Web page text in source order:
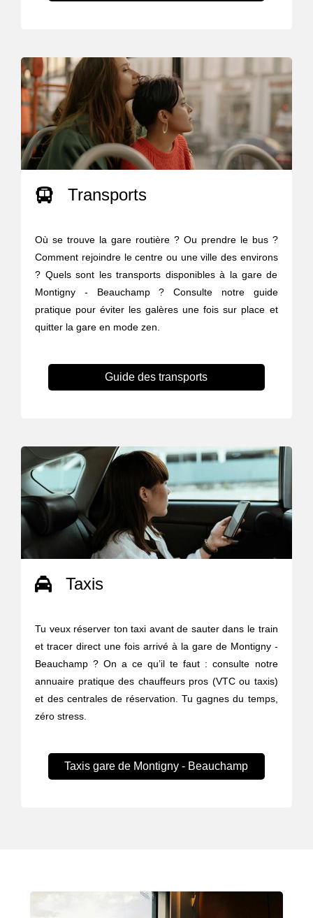
Transports
Où se trouve la gare routière ? Ou prendre le bus ?
Comment rejoindre le centre ou une ville des environs
? Quels sont les transports disponibles à la gare de
Montigny - Beauchamp ? Consulte notre guide
pratique pour éviter les galères une fois sur place et
quitter la gare en mode zen.
Guide des transports
Taxis
Tu veux réserver ton taxi avant de sauter dans le train
et tracer direct une fois arrivé à la gare de Montigny -
Beauchamp ? On a ce qu’il te faut : consulte notre
annuaire pratique des chauffeurs pros (VTC ou taxis)
et des centrales de réservation. Tu gagnes du temps,
zéro stress.
Taxis gare de Montigny - Beauchamp